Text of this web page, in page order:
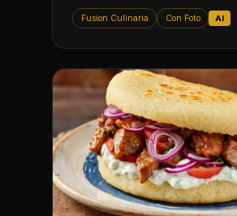
Fusion Culinaria Con Foto AI